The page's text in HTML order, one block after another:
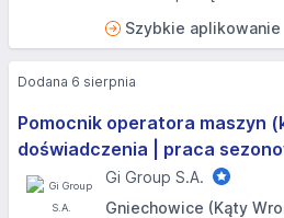
Szybkie aplikowanie
Pomocnik operatora maszyn
doświadczenia | praca
Gi Group S.A.
Gniechowice (Kąty
Dodana 6 sierpnia